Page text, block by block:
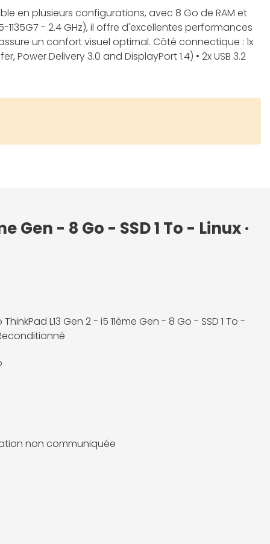
en plusieurs configurations, avec 8 Go de RAM et
1135G7 - 2.4 GHz), il offre d'excellentes performances
un confort visuel optimal. Côté connectique : 1x
Delivery 3.0 and DisplayPort 1.4) • 2x USB 3.2
- 8 Go - SSD 1 To - Linux ·
L13 Gen 2 - i5 11ème Gen - 8 Go - SSD 1 To -
non communiquée